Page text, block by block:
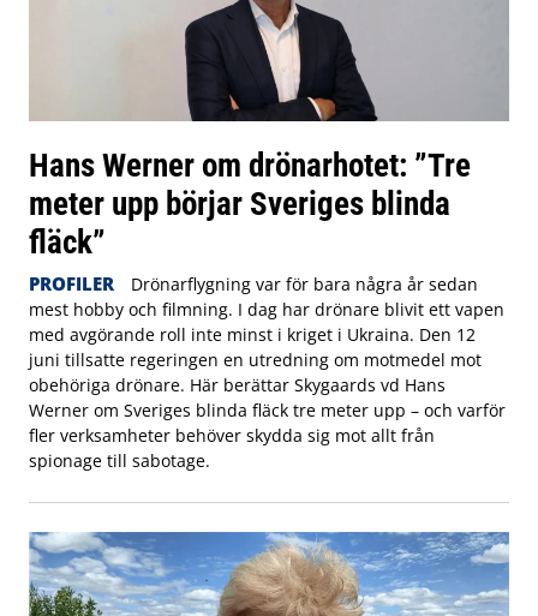
Hans Werner om drönarhotet: ”Tre
meter upp börjar Sveriges blinda
fläck”
PROFILER
Drönarflygning var för bara några år sedan
mest hobby och filmning. I dag har drönare blivit ett vapen
med avgörande roll inte minst i kriget i Ukraina. Den 12
juni tillsatte regeringen en utredning om motmedel mot
obehöriga drönare. Här berättar Skygaards vd Hans
Werner om Sveriges blinda fläck tre meter upp – och varför
fler verksamheter behöver skydda sig mot allt från
spionage till sabotage.